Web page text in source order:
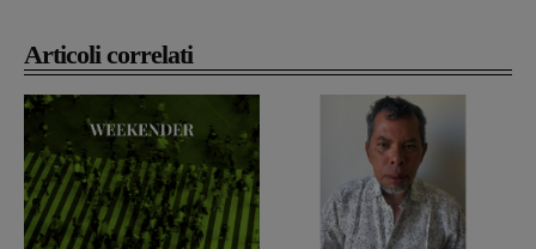
Articoli correlati